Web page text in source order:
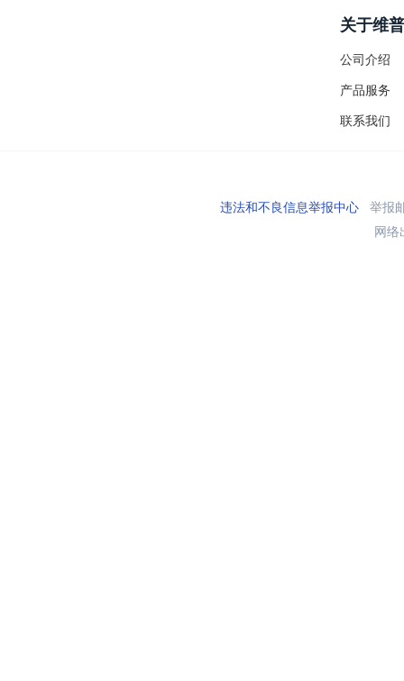
关于维普
公司介绍
产品服务
联系我们
违法和不良信息举报中心举报
网